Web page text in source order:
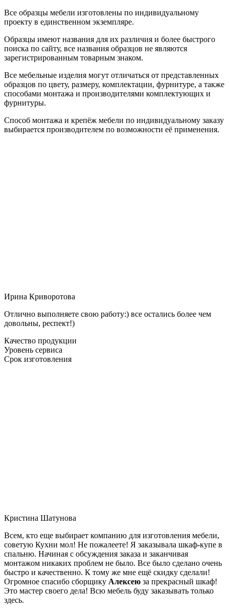
Все образцы мебели изготовлены по индивидуальному
проекту в единственном экземпляре.
Образцы имеют названия для их различия и более быстрого
поиска по сайту, все названия образцов не являются
зарегистрированным товарным знаком.
Все мебельные изделия могут отличаться от представленных
образцов по цвету, размеру, комплектации, фурнитуре, а также
способами монтажа и производителями комплектующих и
фурнитуры.
Способ монтажа и крепёж мебели по индивидуальному заказу
выбирается производителем по возможности её применения.
Ирина Криворотова
Отлично выполняете свою работу:) все остались более чем
довольны, респект!)
Качество продукции
Уровень сервиса
Срок изготовления
Кристина Шатунова
Всем, кто еще выбирает компанию для изготовления мебели,
советую Кухни мол! Не пожалеете! Я заказывала шкаф-купе в
спальню. Начиная с обсуждения заказа и заканчивая
монтажом никаких проблем не было. Все было сделано очень
быстро и качественно. К тому же мне ещё скидку сделали!
Огромное спасибо сборщику Алексею за прекрасный шкаф!
Это мастер своего дела! Всю мебель буду заказывать только
здесь.